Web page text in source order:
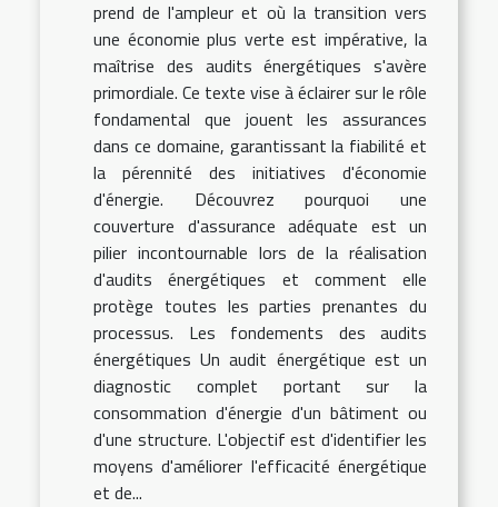
prend de l'ampleur et où la transition vers
une économie plus verte est impérative, la
maîtrise des audits énergétiques s'avère
primordiale. Ce texte vise à éclairer sur le rôle
fondamental que jouent les assurances
dans ce domaine, garantissant la fiabilité et
la pérennité des initiatives d'économie
d'énergie. Découvrez pourquoi une
couverture d'assurance adéquate est un
pilier incontournable lors de la réalisation
d'audits énergétiques et comment elle
protège toutes les parties prenantes du
processus. Les fondements des audits
énergétiques Un audit énergétique est un
diagnostic complet portant sur la
consommation d'énergie d'un bâtiment ou
d'une structure. L'objectif est d'identifier les
moyens d'améliorer l'efficacité énergétique
et de...